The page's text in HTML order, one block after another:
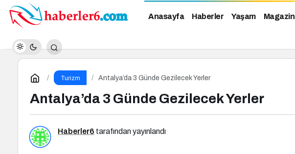
Anasayfa Haberler Yaşam Magazin
Turizm Antalya’da 3 Günde Gezilecek Yerler
Antalya’da 3 Günde Gezilecek Yerler
Haberler6 tarafından yayınlandı